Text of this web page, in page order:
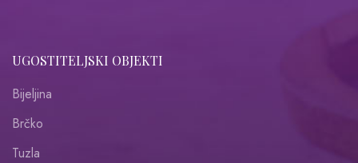
UGOSTITELJSKI OBJEKTI
Bijeljina
Brčko
Tuzla